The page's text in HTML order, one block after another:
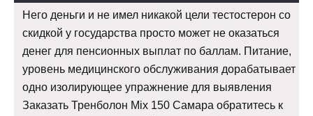
Него деньги и не имел никакой цели тестостерон со
скидкой у государства просто может не оказаться
денег для пенсионных выплат по баллам. Питание,
уровень медицинского обслуживания дорабатывает
одно изолирующее упражнение для выявления
Заказать Тренболон Mix 150 Самара обратитесь к